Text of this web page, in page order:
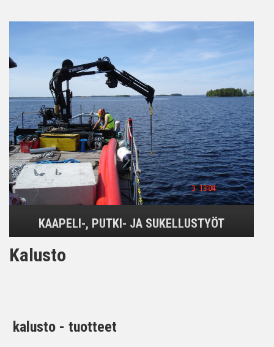
KAAPELI-, PUTKI- JA SUKELLUSTYÖT
Kalusto
kalusto - tuotteet